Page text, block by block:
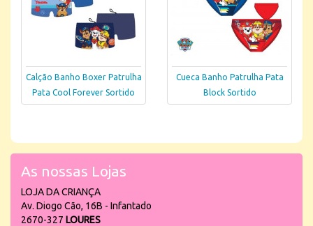
Calção Banho Boxer Patrulha
Pata Cool Forever Sortido
Cueca Banho Patrulha Pata
Block Sortido
As nossas Lojas
LOJA DA CRIANÇA
Av. Diogo Cão, 16B - Infantado
2670-327 LOURES